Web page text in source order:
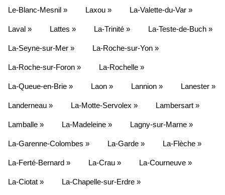
Le-Blanc-Mesnil » Laxou » La-Valette-du-Var »
Laval » Lattes » La-Trinité » La-Teste-de-Buch »
La-Seyne-sur-Mer » La-Roche-sur-Yon »
La-Roche-sur-Foron » La-Rochelle »
La-Queue-en-Brie » Laon » Lannion » Lanester »
Landerneau » La-Motte-Servolex » Lambersart »
Lamballe » La-Madeleine » Lagny-sur-Marne »
La-Garenne-Colombes » La-Garde » La-Flèche »
La-Ferté-Bernard » La-Crau » La-Courneuve »
La-Ciotat » La-Chapelle-sur-Erdre »